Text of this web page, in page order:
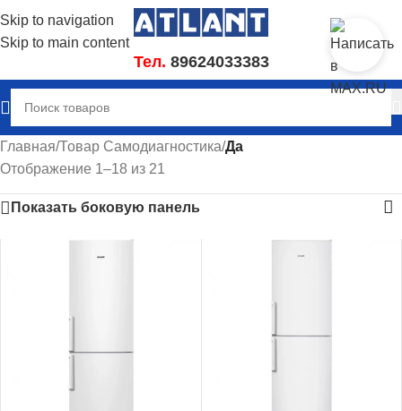
Skip to navigation
Skip to main content
Тел. 89624033383
Главная/Товар Самодиагностика/Да
Отображение 1–18 из 21
Показать боковую панель